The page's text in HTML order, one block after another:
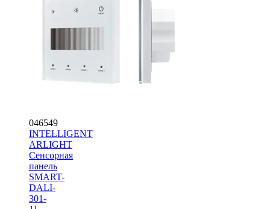
046549
INTELLIGENT
ARLIGHT
Сенсорная
панель
SMART-
DALI-
301-